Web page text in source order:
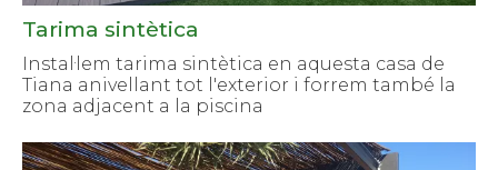
Tarima sintètica
Instal·lem tarima sintètica en aquesta casa de
Tiana anivellant tot l'exterior i forrem també la
zona adjacent a la piscina